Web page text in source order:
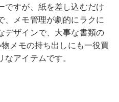
ですが、紙を差し込むだけ
、メモ管理が劇的にラクに
デザインで、大事な書類の
メモの持ち出しにも一役買
アイテムです。